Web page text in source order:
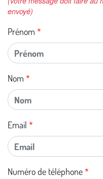
envoyé)
Prénom
Nom
Email
Numéro de téléphone